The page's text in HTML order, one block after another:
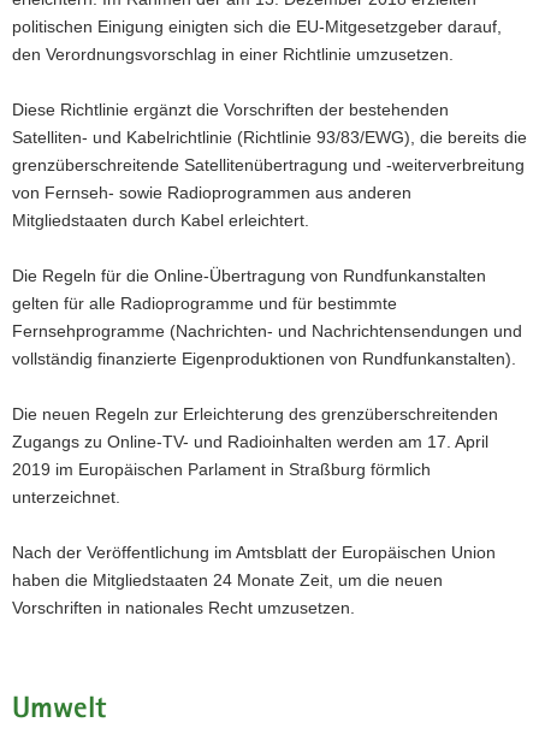
politischen Einigung einigten sich die EU-Mitgesetzgeber darauf,
den Verordnungsvorschlag in einer Richtlinie umzusetzen.
Diese Richtlinie ergänzt die Vorschriften der bestehenden
Satelliten- und Kabelrichtlinie (Richtlinie 93/83/EWG), die bereits die
grenzüberschreitende Satellitenübertragung und -weiterverbreitung
von Fernseh- sowie Radioprogrammen aus anderen
Mitgliedstaaten durch Kabel erleichtert.
Die Regeln für die Online-Übertragung von Rundfunkanstalten
gelten für alle Radioprogramme und für bestimmte
Fernsehprogramme (Nachrichten- und Nachrichtensendungen und
vollständig finanzierte Eigenproduktionen von Rundfunkanstalten).
Die neuen Regeln zur Erleichterung des grenzüberschreitenden
Zugangs zu Online-TV- und Radioinhalten werden am 17. April
2019 im Europäischen Parlament in Straßburg förmlich
unterzeichnet.
Nach der Veröffentlichung im Amtsblatt der Europäischen Union
haben die Mitgliedstaaten 24 Monate Zeit, um die neuen
Vorschriften in nationales Recht umzusetzen.
Umwelt